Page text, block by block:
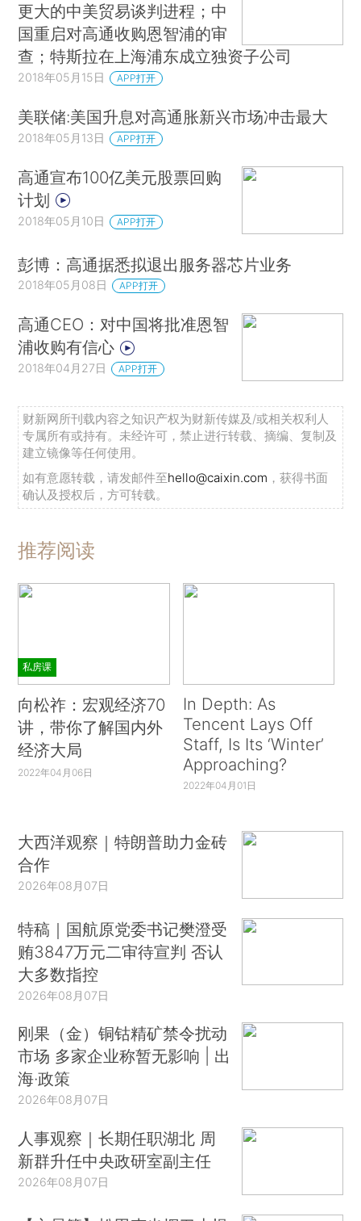
更大的中美贸易谈判进程；中
国重启对高通收购恩智浦的审
查；特斯拉在上海浦东成立独资子公司
2018年05月15日 APP打开
美联储:美国升息对高通胀新兴市场冲击最大
2018年05月13日 APP打开
高通宣布100亿美元股票回购
计划
2018年05月10日 APP打开
彭博：高通据悉拟退出服务器芯片业务
2018年05月08日 APP打开
高通CEO：对中国将批准恩智
浦收购有信心
2018年04月27日 APP打开
财新网所刊载内容之知识产权为财新传媒及/或相关权利人
专属所有或持有。未经许可，禁止进行转载、摘编、复制及
建立镜像等任何使用。
如有意愿转载，请发邮件至hello@caixin.com ，获得书面
确认及授权后，方可转载。
推荐阅读
私房课
向松祚：宏观经济70
讲，带你了解国内外
经济大局
2022年04月06日
In Depth: As
Tencent Lays Off
Staff, Is Its ‘Winter’
Approaching?
2022年04月01日
大西洋观察｜特朗普助力金砖
合作
2026年08月07日
特稿｜国航原党委书记樊澄受
贿3847万元二审待宣判 否认
大多数指控
2026年08月07日
刚果（金）铜钴精矿禁令扰动
市场 多家企业称暂无影响 | 出
海·政策
2026年08月07日
人事观察｜长期任职湖北 周
新群升任中央政研室副主任
2026年08月07日